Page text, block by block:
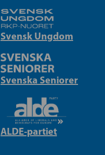
Svensk Ungdom
Svenska Seniorer
ALDE-partiet